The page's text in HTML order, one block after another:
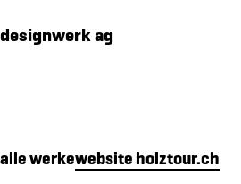
designwerk ag
werk
alle werkewebsite holztour.ch